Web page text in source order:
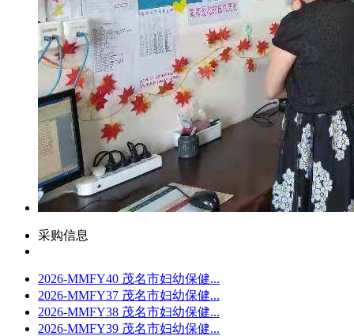
采购信息
2026-MMFY40 茂名市妇幼保健...
2026-MMFY37 茂名市妇幼保健...
2026-MMFY38 茂名市妇幼保健...
2026-MMFY39 茂名市妇幼保健...